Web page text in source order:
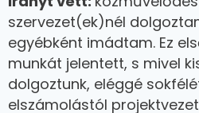
szervezet(ek)nél
egyébként imádtam. Ez
munkát jelentett, s mivel
dolgoztunk, eléggé
elszámolástól